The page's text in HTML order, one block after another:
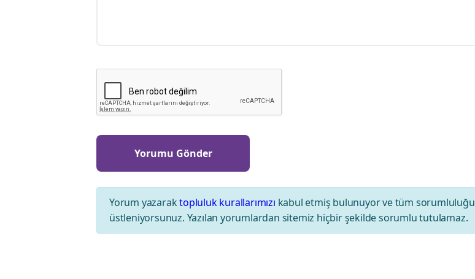
Yorum yazaraktopluluk kurallarımızı kabul etmiş bulunuyor ve tüm sorumluluğu
üstleniyorsunuz. Yazılan yorumlardan sitemiz hiçbir şekilde sorumlu tutulamaz.